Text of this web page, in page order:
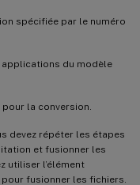
spécifiée par le numéro
du modèle
la conversion.
devez répéter les étapes
et fusionner les
utiliser l’élément
pour fusionner les fichiers.